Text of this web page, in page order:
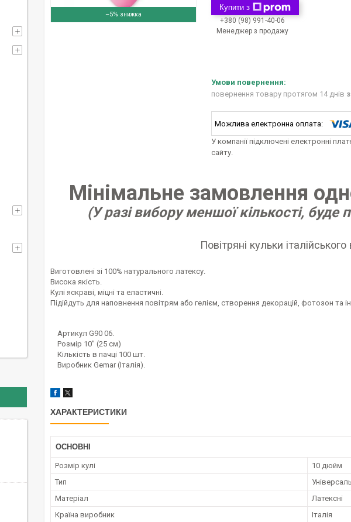
–5%
Купити з
+380 (98) 991-40-06
Менеджер з продажу
повернення товару протягом 14 днів
У компанії підключені електронні
сайту.
Мінімальне замовлення
(У разі вибору меншої кількості,
Повітряні кульки
Виготовлені зі 100% натурального латексу.
Висока якість.
Кулі яскраві, міцні та еластичні.
Підійдуть для наповнення повітрям або гелієм, створення декорацій, фотозон та
Артикул G90 06.
Розмір 10" (25 см)
Кількість в пачці 100 шт.
Виробник Gemar (Італія).
ХАРАКТЕРИСТИКИ
ОСНОВНІ
Розмір кулі
10 дюйм
Тип
Матеріал
Латексні
Країна виробник
Італія